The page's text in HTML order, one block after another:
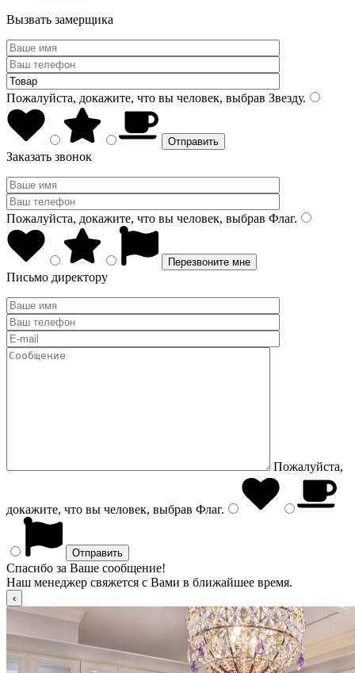
Вызвать замерщика
Пожалуйста, докажите, что вы человек, выбрав Звезду.
Заказать звонок
Пожалуйста, докажите, что вы человек, выбрав Флаг.
Письмо директору
Пожалуйста,
докажите, что вы человек, выбрав Флаг.
Спасибо за Ваше сообщение!
Наш менеджер свяжется с Вами в ближайшее время.